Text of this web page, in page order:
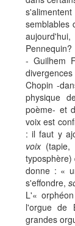
semblables
Pennequin?
- Guilhem
Chopin -
physique
poème- et
voix est
: il faut y
voix(tapie,
typosphère)
donne : «
s'effondre,
L'«
l'orgue de
grandes